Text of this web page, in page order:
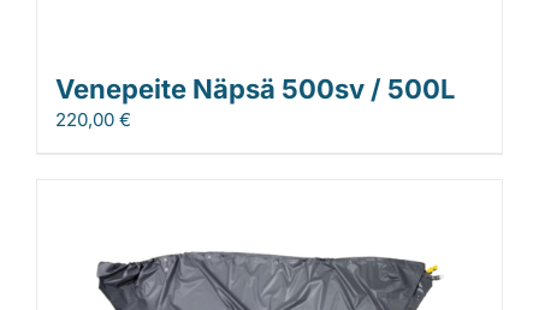
Venepeite Näpsä 500sv / 500L
220,00 €